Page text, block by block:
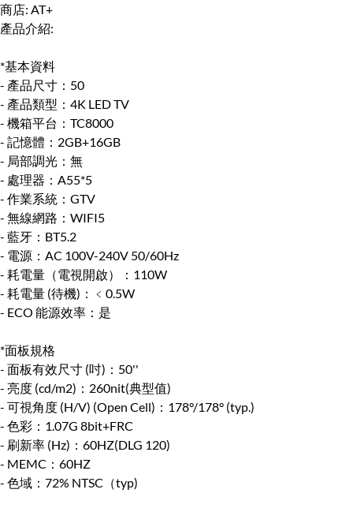
商店: AT+
產品介紹:
*基本資料
- 產品尺寸：50
- 產品類型：4K LED TV
- 機箱平台：TC8000
- 記憶體：2GB+16GB
- 局部調光：無
- 處理器：A55*5
- 作業系統：GTV
- 無線網路：WIFI5
- 藍牙：BT5.2
- 電源：AC 100V-240V 50/60Hz
- 耗電量（電視開啟）：110W
- 耗電量 (待機)：﹤0.5W
- ECO 能源效率：是
*面板規格
- 面板有效尺寸 (吋)：50''
- 亮度 (cd/m2)：260nit(典型值)
- 可視角度 (H/V) (Open Cell)：178°/178° (typ.)
- 色彩：1.07G 8bit+FRC
- 刷新率 (Hz)：60HZ(DLG 120)
- MEMC：60HZ
- 色域：72% NTSC（typ)